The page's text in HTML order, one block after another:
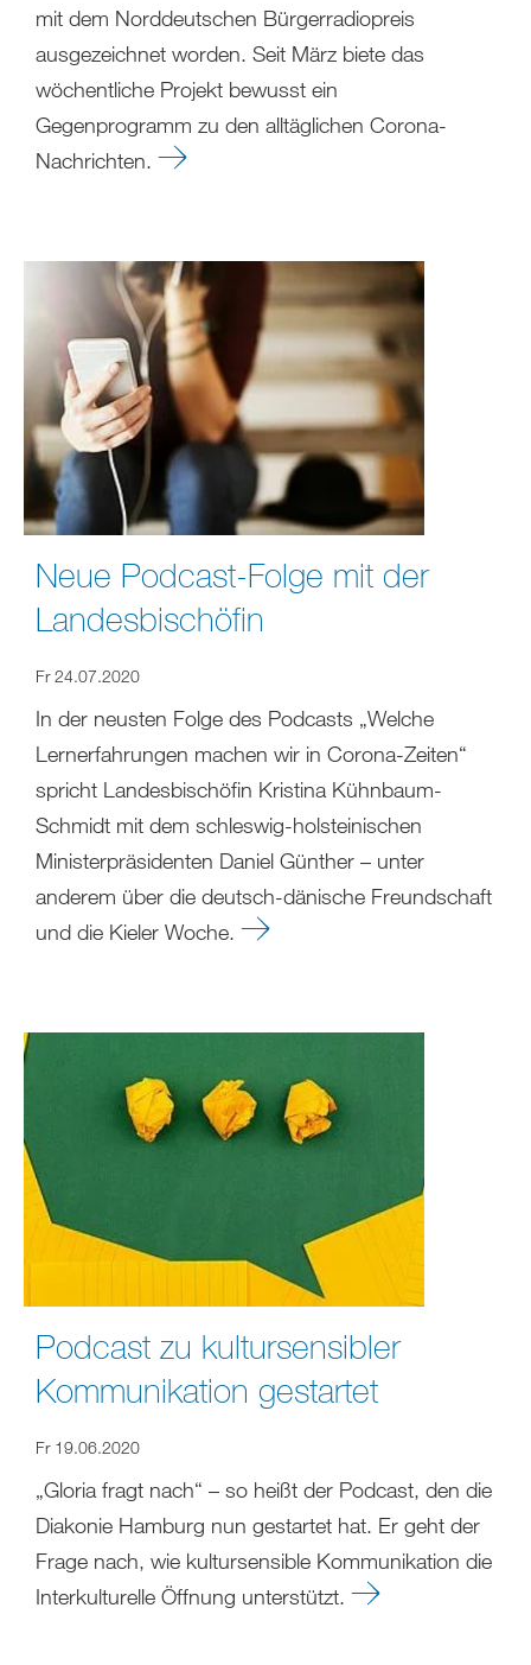
mit dem Norddeutschen Bürgerradiopreis
ausgezeichnet worden. Seit März biete das
wöchentliche Projekt bewusst ein
Gegenprogramm zu den alltäglichen Corona-
Nachrichten.
Neue Podcast-Folge mit der
Landesbischöfin
Fr 24.07.2020
In der neusten Folge des Podcasts „Welche
Lernerfahrungen machen wir in Corona-Zeiten“
spricht Landesbischöfin Kristina Kühnbaum-
Schmidt mit dem schleswig-holsteinischen
Ministerpräsidenten Daniel Günther – unter
anderem über die deutsch-dänische Freundschaft
und die Kieler Woche.
Podcast zu kultursensibler
Kommunikation gestartet
Fr 19.06.2020
„Gloria fragt nach“ – so heißt der Podcast, den die
Diakonie Hamburg nun gestartet hat. Er geht der
Frage nach, wie kultursensible Kommunikation die
Interkulturelle Öffnung unterstützt.